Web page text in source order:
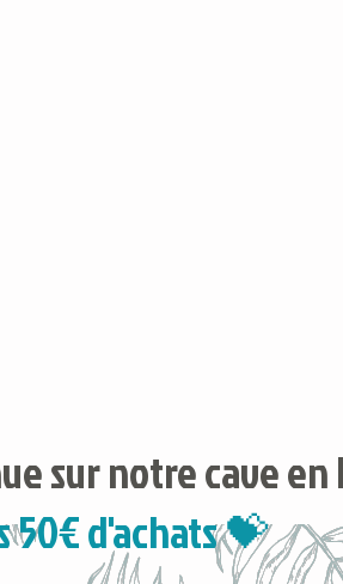
sur notre cave en
50€ d'achats 💝